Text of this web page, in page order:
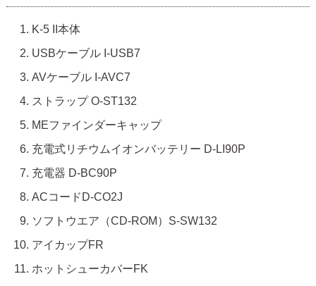
K-5 II本体
USBケーブル I-USB7
AVケーブル I-AVC7
ストラップ O-ST132
MEファインダーキャップ
充電式リチウムイオンバッテリー D-LI90P
充電器 D-BC90P
ACコードD-CO2J
ソフトウエア（CD-ROM）S-SW132
アイカップFR
ホットシューカバーFK